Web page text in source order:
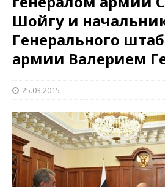
Шойгу и
Генерального
армии Валерием
25.03.2015